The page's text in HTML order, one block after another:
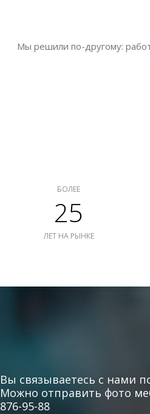
Мы решили по-другому:
БОЛЕЕ
25
ЛЕТ НА РЫНКЕ
Вы связываетесь с нами
Можно отправить фото
876-95-88